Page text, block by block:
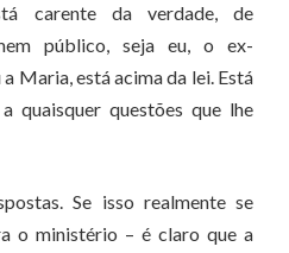
carente da verdade, de
público, seja eu, o ex-
Maria, está acima da lei. Está
quaisquer questões que lhe
Se isso realmente se
o ministério – é claro que a